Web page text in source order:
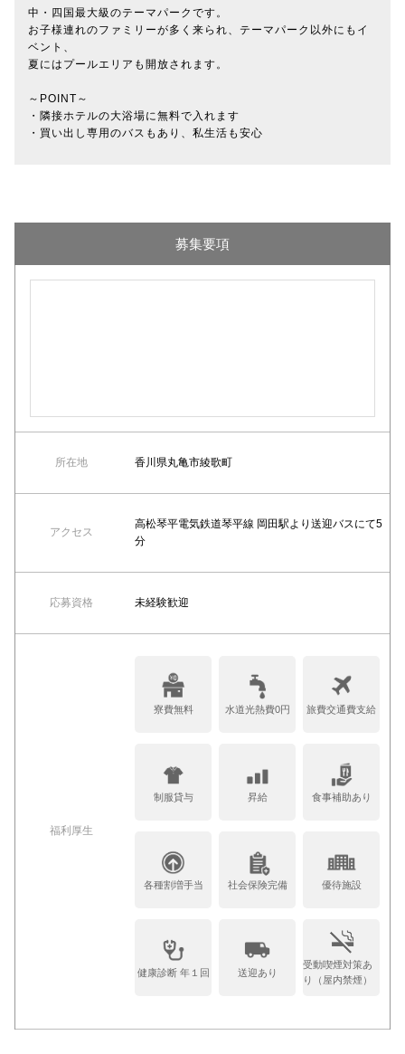
中・四国最大級のテーマパークです。
お子様連れのファミリーが多く来られ、テーマパーク以外にもイ
ベント、
夏にはプールエリアも開放されます。
～POINT～
・隣接ホテルの大浴場に無料で入れます
・買い出し専用のバスもあり、私生活も安心
募集要項
所在地 香川県丸亀市綾歌町
アクセス
高松琴平電気鉄道琴平線 岡田駅より送迎バスにて5
分
応募資格 未経験歓迎
福利厚生
寮費無料 水道光熱費0円 旅費交通費支給
制服貸与 昇給 食事補助あり
各種割増手当 社会保険完備 優待施設
健康診断 年１回 送迎あり
受動喫煙対策あ
り（屋内禁煙）